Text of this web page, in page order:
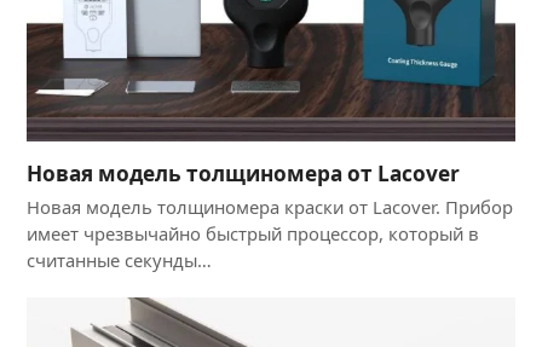
Новая модель толщиномера от Lacover
Новая модель толщиномера краски от Lacover. Прибор
имеет чрезвычайно быстрый процессор, который в
считанные секунды…